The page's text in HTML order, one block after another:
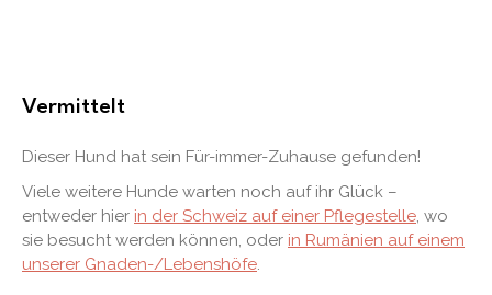
Vermittelt
Dieser Hund hat sein Für-immer-Zuhause gefunden!
Viele weitere Hunde warten noch auf ihr Glück –
entweder hier in der Schweiz auf einer Pflegestelle, wo
sie besucht werden können, oder in Rumänien auf einem
unserer Gnaden-/Lebenshöfe.